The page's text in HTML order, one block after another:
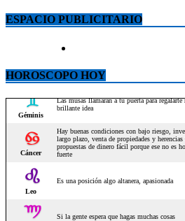
ESPACIO PUBLICITARIO
HOROSCOPO HOY